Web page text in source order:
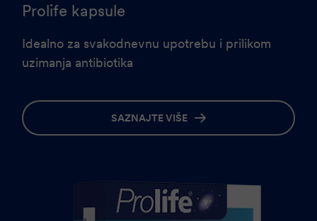
Prolife kapsule
Idealno za svakodnevnu upotrebu i prilikom
uzimanja antibiotika
SAZNAJTE VIŠE